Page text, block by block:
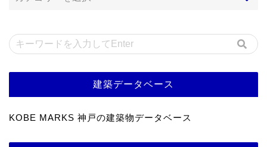
建築データベース
KOBE MARKS 神戸の建築物データベース